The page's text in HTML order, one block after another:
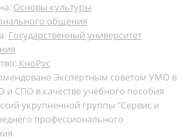
Основы культуры
общения
Государственный университет
КноРус
Экспертным советом УМО в
и СПО в качестве учебного пособия
укрупненной группы "Сервис и
профессионального